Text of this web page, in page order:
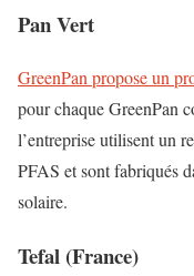
Pan Vert
GreenPan propose un
pour chaque GreenPan
l’entreprise utilisent un
PFAS et sont fabriqués
solaire.
Tefal (France)